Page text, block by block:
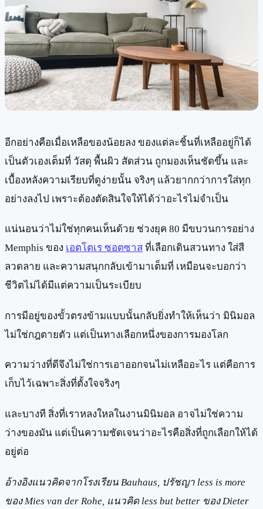
อีกอย่างคือเมื่อเหลือของน้อยลง ของแต่ละชิ้นที่เหลืออยู่ก็ได้
เป็นตัวเองเต็มที่ วัสดุ พื้นผิว สัดส่วน ถูกมองเห็นชัดขึ้น และ
เบื้องหลังความเรียบที่ดูง่ายนั้น จริงๆ แล้วยากกว่าการใส่ทุก
อย่างลงไป เพราะต้องตัดสินใจให้ได้ว่าอะไรไม่จำเป็น
แน่นอนว่าไม่ใช่ทุกคนเห็นด้วย ช่วงยุค 80 มีขบวนการอย่าง
Memphis ของ เอตโตเร ซอตซาส ที่เลือกเดินสวนทาง ใส่สี
ลวดลาย และความสนุกกลับเข้ามาเต็มที่ เหมือนจะบอกว่า
ชีวิตไม่ได้มีแต่ความเป็นระเบียบ
การมีอยู่ของขั้วตรงข้ามแบบนั้นกลับยิ่งทำให้เห็นว่า มินิมอล
ไม่ใช่กฎตายตัว แต่เป็นทางเลือกหนึ่งของการมองโลก
ความว่างที่ดีจึงไม่ใช่การเอาออกจนไม่เหลืออะไร แต่คือการ
เก็บไว้เฉพาะสิ่งที่ตั้งใจจริงๆ
และบางที สิ่งที่เราหลงใหลในงานมินิมอล อาจไม่ใช่ความ
ว่างของมัน แต่เป็นความชัดเจนว่าอะไรคือสิ่งที่ถูกเลือกให้ได้
อยู่ต่อ
อ้างอิงแนวคิดจากโรงเรียน Bauhaus, ปรัชญา less is more
ของ Mies van der Rohe, แนวคิด less but better ของ Dieter